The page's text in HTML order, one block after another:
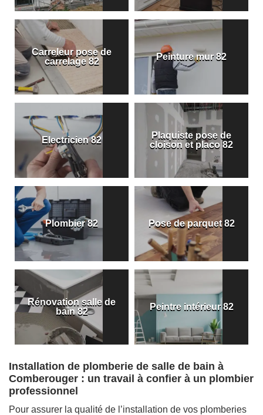
Carreleur pose de
carrelage 82
Peinture mur 82
Electricien 82
Plaquiste pose de
cloison et placo 82
Plombier 82 Pose de parquet 82
Rénovation salle de
bain 82
Peintre intérieur 82
Installation de plomberie de salle de bain à
Comberouger : un travail à confier à un plombier
professionnel
Pour assurer la qualité de l’installation de vos plomberies